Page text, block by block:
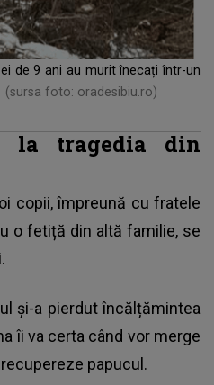
de 9 ani au murit înecați într-un
(sursa foto: oradesibiu.ro)
la tragedia din
copii, împreună cu fratele
o fetiță din altă familie, se
și-a pierdut încălțămintea
îi va certa când vor merge
papucul.